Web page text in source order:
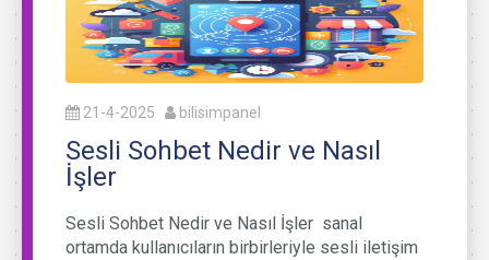
21-4-2025 bilisimpanel
Sesli Sohbet Nedir ve Nasıl
İşler
Sesli Sohbet Nedir ve Nasıl İşler sanal
ortamda kullanıcıların birbirleriyle sesli iletişim